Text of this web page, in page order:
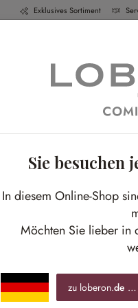
Exklusives Sortiment
Küche Schlafen
Sie besuchen
In diesem Online-Shop
Möchten Sie lieber in
zu loberon.de